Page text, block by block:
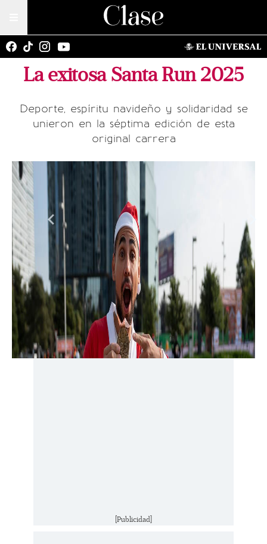
La exitosa Santa Run 2025
Deporte, espíritu navideño y solidaridad se
unieron en la séptima edición de esta
original carrera
[Publicidad]